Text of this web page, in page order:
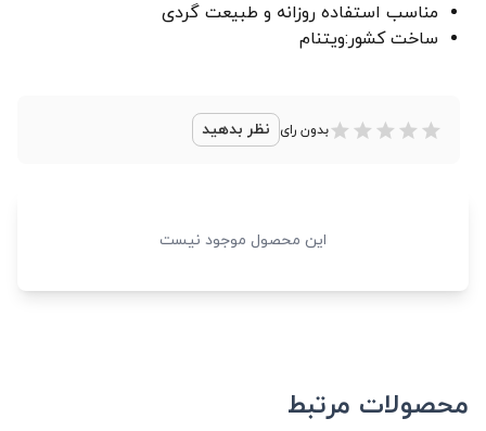
مناسب استفاده روزانه و طبیعت گردی
ساخت کشور:ویتنام
بدون رای نظر بدهید
این محصول موجود نیست
محصولات مرتبط